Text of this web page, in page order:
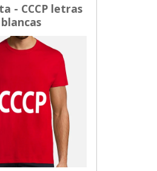
- CCCP letras
blancas